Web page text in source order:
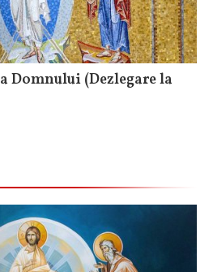
Domnului (Dezlegare la